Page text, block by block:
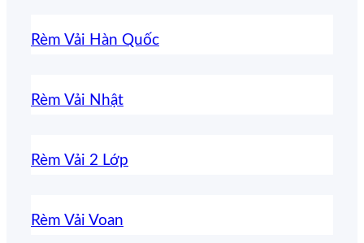
Rèm Vải Hàn Quốc
Rèm Vải Nhật
Rèm Vải 2 Lớp
Rèm Vải Voan